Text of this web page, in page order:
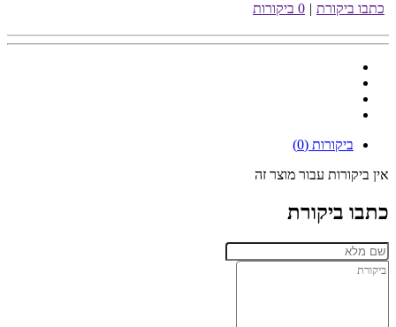
כתבו ביקורת | 0 ביקורות
ביקורות (0)
אין ביקורות עבור מוצר זה
כתבו ביקורת